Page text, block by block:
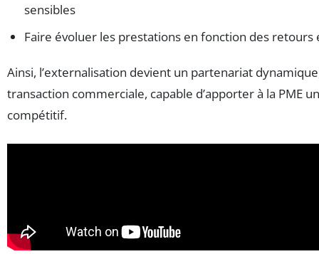
sensibles
Faire évoluer les prestations en fonction des retours
Ainsi, l’externalisation devient un partenariat
transaction commerciale, capable d’apporter à la PME
compétitif.